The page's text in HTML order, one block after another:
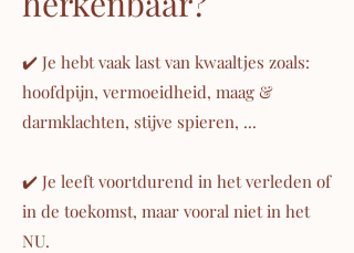
✔️ Je hebt vaak last van kwaaltjes zoals:
hoofdpijn, vermoeidheid, maag &
darmklachten, stijve spieren, ...
✔️ Je leeft voortdurend in het verleden of
in de toekomst, maar vooral niet in het
NU.